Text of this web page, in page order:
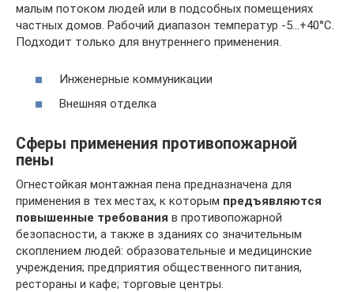
малым потоком людей или в подсобных помещениях
частных домов. Рабочий диапазон температур -5…+40°С.
Подходит только для внутреннего применения.
Инженерные коммуникации
Внешняя отделка
Сферы применения противопожарной
пены
Огнестойкая монтажная пена предназначена для
применения в тех местах, к которым предъявляются
повышенные требования в противопожарной
безопасности, а также в зданиях со значительным
скоплением людей: образовательные и медицинские
учреждения; предприятия общественного питания,
рестораны и кафе; торговые центры.